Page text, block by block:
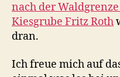
nach der
Kiesgrube Fritz Roth
dran.
Ich freue mich auf